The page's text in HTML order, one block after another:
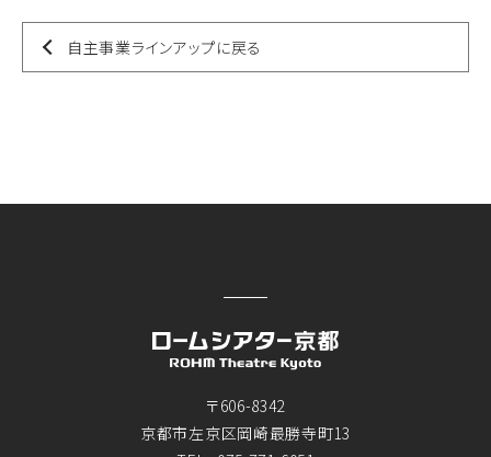
自主事業ラインアップに戻る
〒606-8342
京都市左京区岡崎最勝寺町13